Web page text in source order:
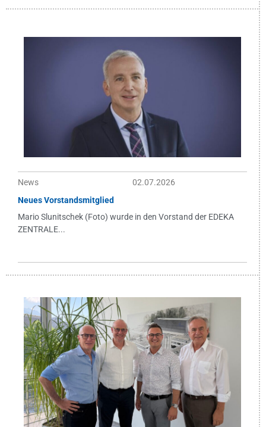
News
02.07.2026
Neues Vorstandsmitglied
Mario Slunitschek (Foto) wurde in den Vorstand der EDEKA
ZENTRALE...